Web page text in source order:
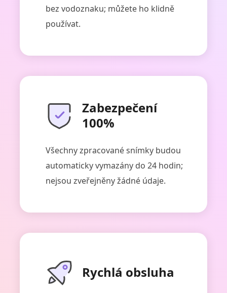
bez vodoznaku; můžete ho klidně
používat.
Zabezpečení
100%
Všechny zpracované snímky budou
automaticky vymazány do 24 hodin;
nejsou zveřejněny žádné údaje.
Rychlá obsluha